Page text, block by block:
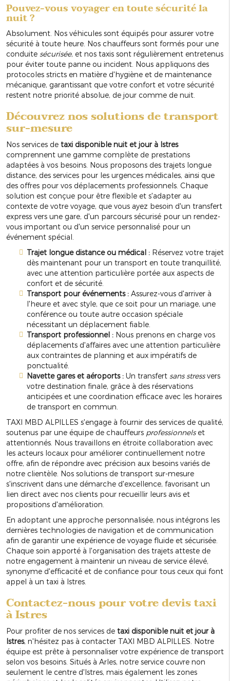
Pouvez-vous voyager en toute sécurité la
nuit ?
Absolument. Nos véhicules sont équipés pour assurer votre
sécurité à toute heure. Nos chauffeurs sont formés pour une
conduite sécurisée, et nos taxis sont régulièrement entretenus
pour éviter toute panne ou incident. Nous appliquons des
protocoles stricts en matière d'hygiène et de maintenance
mécanique, garantissant que votre confort et votre sécurité
restent notre priorité absolue, de jour comme de nuit.
Découvrez nos solutions de transport
sur-mesure
Nos services de taxi disponible nuit et jour à Istres
comprennent une gamme complète de prestations
adaptées à vos besoins. Nous proposons des trajets longue
distance, des services pour les urgences médicales, ainsi que
des offres pour vos déplacements professionnels. Chaque
solution est conçue pour être flexible et s'adapter au
contexte de votre voyage, que vous ayez besoin d'un transfert
express vers une gare, d'un parcours sécurisé pour un rendez-
vous important ou d'un service personnalisé pour un
événement spécial.
Trajet longue distance ou médical : Réservez votre trajet
dès maintenant pour un transport en toute tranquillité,
avec une attention particulière portée aux aspects de
confort et de sécurité.
Transport pour événements : Assurez-vous d'arriver à
l'heure et avec style, que ce soit pour un mariage, une
conférence ou toute autre occasion spéciale
nécessitant un déplacement fiable.
Transport professionnel : Nous prenons en charge vos
déplacements d'affaires avec une attention particulière
aux contraintes de planning et aux impératifs de
ponctualité.
Navette gares et aéroports : Un transfert sans stressvers
votre destination finale, grâce à des réservations
anticipées et une coordination efficace avec les horaires
de transport en commun.
TAXI MBD ALPILLES s'engage à fournir des services de qualité,
soutenus par une équipe de chauffeurs professionnelset
attentionnés. Nous travaillons en étroite collaboration avec
les acteurs locaux pour améliorer continuellement notre
offre, afin de répondre avec précision aux besoins variés de
notre clientèle. Nos solutions de transport sur-mesure
s'inscrivent dans une démarche d'excellence, favorisant un
lien direct avec nos clients pour recueillir leurs avis et
propositions d'amélioration.
En adoptant une approche personnalisée, nous intégrons les
dernières technologies de navigation et de communication
afin de garantir une expérience de voyage fluide et sécurisée.
Chaque soin apporté à l'organisation des trajets atteste de
notre engagement à maintenir un niveau de service élevé,
synonyme d'efficacité et de confiance pour tous ceux qui font
appel à un taxi à Istres.
Contactez-nous pour votre devis taxi
à Istres
Pour profiter de nos services de taxi disponible nuit et jour à
Istres, n'hésitez pas à contacter TAXI MBD ALPILLES. Notre
équipe est prête à personnaliser votre expérience de transport
selon vos besoins. Situés à Arles, notre service couvre non
seulement le centre d'Istres, mais également les zones